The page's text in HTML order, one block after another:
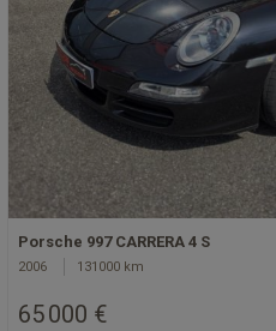
Porsche 997 CARRERA 4 S
2006 131000 km
65 000 €